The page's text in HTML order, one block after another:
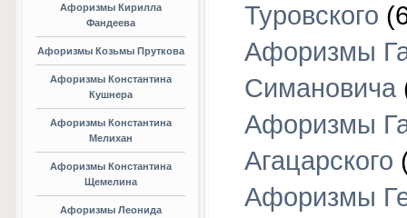
Афоризмы Кирилла
Фандеева
Афоризмы Козьмы Пруткова
Афоризмы Константина
Кушнера
Афоризмы Константина
Мелихан
Афоризмы Константина
Щемелина
Афоризмы Леонида
Туровского
Афоризмы
Симановича
Афоризмы
Агацарского
Афоризмы